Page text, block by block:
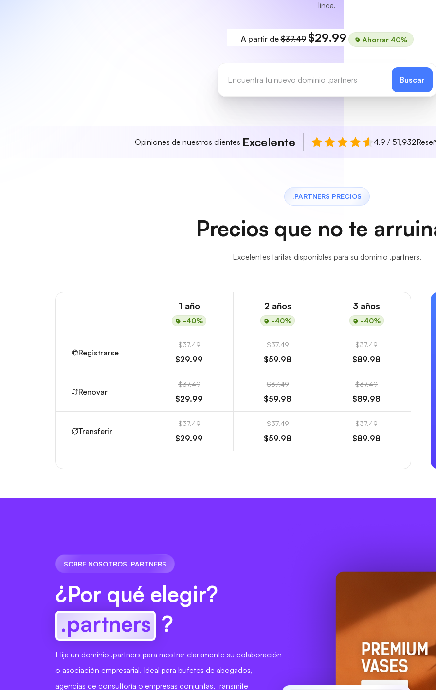
línea.
A partir de$37.49 $29.99 Ahorrar 40%
Buscar
Opiniones de nuestros clientes Excelente 4.9 / 51,932
.PARTNERS PRECIOS
Precios que no te
Excelentes tarifas disponibles para su dominio .partners.
1 año
-40%
2 años
-40%
3 años
-40%
Registrarse
$37.49
$29.99
$37.49
$59.98
$37.49
$89.98
Renovar
$37.49
$29.99
$37.49
$59.98
$37.49
$89.98
Transferir
$37.49
$29.99
$37.49
$59.98
$37.49
$89.98
SOBRE NOSOTROS .PARTNERS
¿Por qué elegir?
.partners ?
Elija un dominio .partners para mostrar claramente su colaboración
o asociación empresarial. Ideal para bufetes de abogados,
agencias de consultoría o empresas conjuntas, transmite